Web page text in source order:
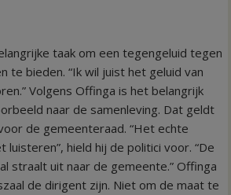
taak om een tegengeluid tegen
te bieden. “Ik wil juist het geluid van
Volgens Offinga is het belangrijk
naar de samenleving. Dat geldt
de gemeenteraad. “Het echte
hield hij de politici voor. “De
straalt uit naar de gemeente.” Offinga
de dirigent zijn. Niet om de maat te